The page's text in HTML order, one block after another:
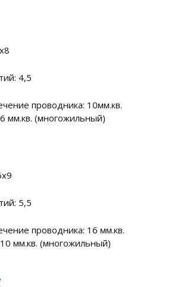
4,5
проводника: 10мм.кв.
мм.кв. (многожильный)
5,5
проводника: 16 мм.кв.
мм.кв. (многожильный)